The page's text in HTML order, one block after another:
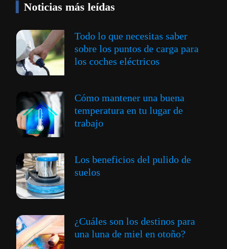
Noticias más leídas
Todo lo que necesitas saber
sobre los puntos de carga para
los coches eléctricos
Cómo mantener una buena
temperatura en tu lugar de
trabajo
Los beneficios del pulido de
suelos
¿Cuáles son los destinos para
una luna de miel en otoño?